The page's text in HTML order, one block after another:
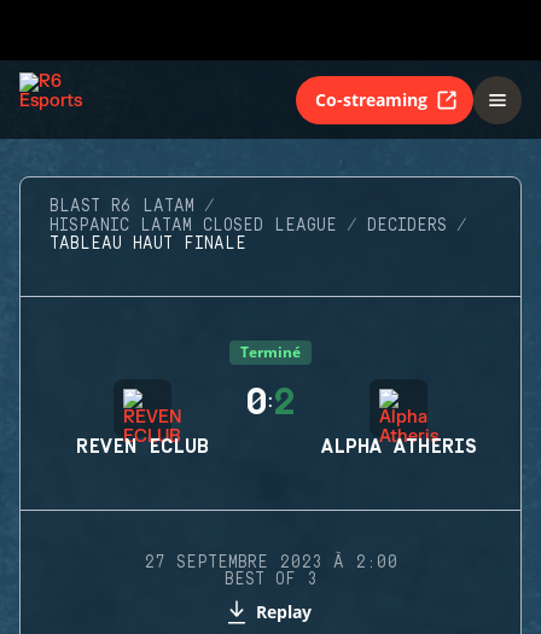
Co-streaming
BLAST R6 LATAM
HISPANIC LATAM CLOSED LEAGUE
DECIDERS
TABLEAU HAUT FINALE
Terminé
REVEN ECLUB
0:2
ALPHA ATHERIS
27 SEPTEMBRE 2023 À 2:00
BEST OF 3
Replay